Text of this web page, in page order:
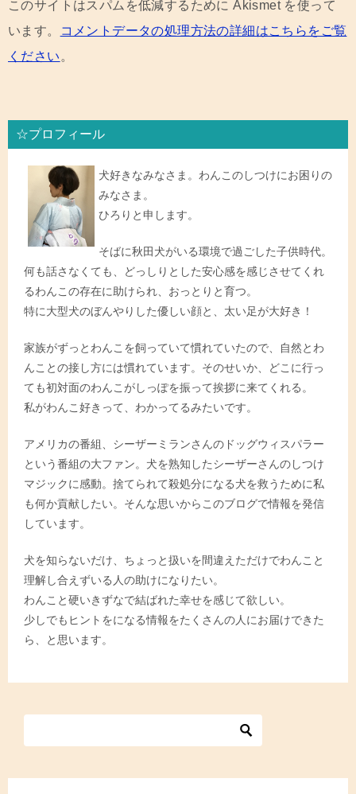
このサイトはスパムを低減するために Akismet を使って
います。
コメントデータの処理方法の詳細はこちらをご覧
ください。
☆プロフィール
犬好きなみなさま。わんこのしつけにお困りの
みなさま。
ひろりと申します。
そばに秋田犬がいる環境で過ごした子供時代。
何も話さなくても、どっしりとした安心感を感じさせてくれ
るわんこの存在に助けられ、おっとりと育つ。
特に大型犬のぼんやりした優しい顔と、太い足が大好き！
家族がずっとわんこを飼っていて慣れていたので、自然とわ
んことの接し方には慣れています。そのせいか、どこに行っ
ても初対面のわんこがしっぽを振って挨拶に来てくれる。
私がわんこ好きって、わかってるみたいです。
アメリカの番組、シーザーミランさんのドッグウィスパラー
という番組の大ファン。犬を熟知したシーザーさんのしつけ
マジックに感動。捨てられて殺処分になる犬を救うために私
も何か貢献したい。そんな思いからこのブログで情報を発信
しています。
犬を知らないだけ、ちょっと扱いを間違えただけでわんこと
理解し合えずいる人の助けになりたい。
わんこと硬いきずなで結ばれた幸せを感じて欲しい。
少しでもヒントをになる情報をたくさんの人にお届けできた
ら、と思います。